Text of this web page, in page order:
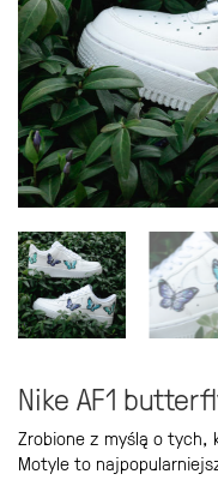
Nike AF1
Zrobione z myślą o tych,
Motyle to